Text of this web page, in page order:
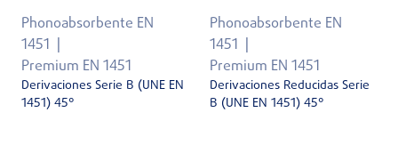
Phonoabsorbente EN
1451
Premium EN 1451
Derivaciones Serie B (UNE EN
1451) 45°
Phonoabsorbente EN
1451
Premium EN 1451
Derivaciones Reducidas Serie
B (UNE EN 1451) 45°